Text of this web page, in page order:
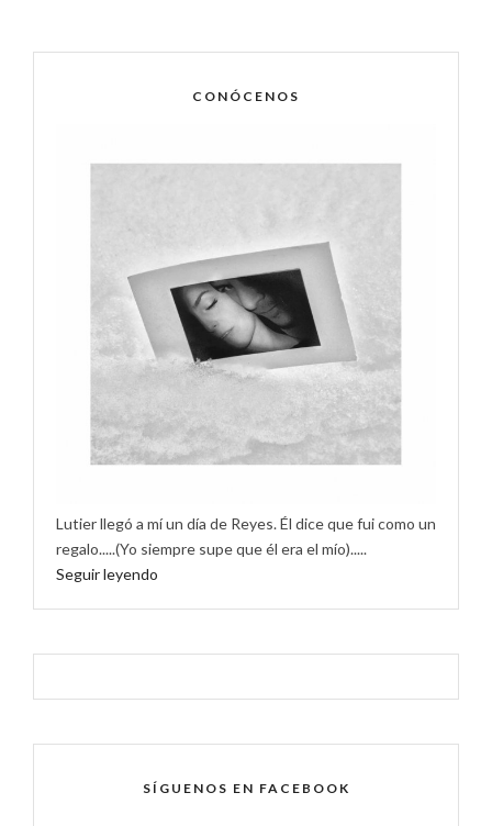
CONÓCENOS
Lutier llegó a mí un día de Reyes. Él dice que fui como un
regalo.....(Yo siempre supe que él era el mío).....
Seguir leyendo
SÍGUENOS EN FACEBOOK